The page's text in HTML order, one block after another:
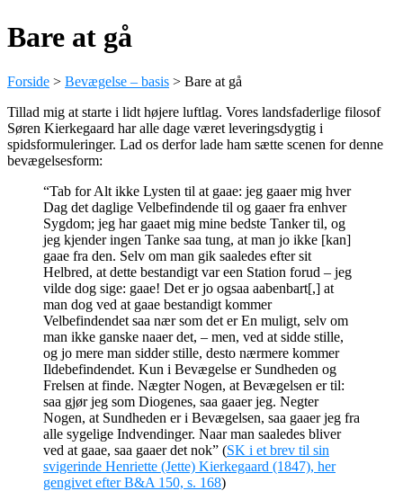
Bare at gå
Forside > Bevægelse – basis > Bare at gå
Tillad mig at starte i lidt højere luftlag. Vores landsfaderlige filosof
Søren Kierkegaard har alle dage været leveringsdygtig i
spidsformuleringer. Lad os derfor lade ham sætte scenen for denne
bevægelsesform:
“Tab for Alt ikke Lysten til at gaae: jeg gaaer mig hver
Dag det daglige Velbefindende til og gaaer fra enhver
Sygdom; jeg har gaaet mig mine bedste Tanker til, og
jeg kjender ingen Tanke saa tung, at man jo ikke [kan]
gaae fra den. Selv om man gik saaledes efter sit
Helbred, at dette bestandigt var een Station forud – jeg
vilde dog sige: gaae! Det er jo ogsaa aabenbart[,] at
man dog ved at gaae bestandigt kommer
Velbefindendet saa nær som det er En muligt, selv om
man ikke ganske naaer det, – men, ved at sidde stille,
og jo mere man sidder stille, desto nærmere kommer
Ildebefindendet. Kun i Bevægelse er Sundheden og
Frelsen at finde. Nægter Nogen, at Bevægelsen er til:
saa gjør jeg som Diogenes, saa gaaer jeg. Negter
Nogen, at Sundheden er i Bevægelsen, saa gaaer jeg fra
alle sygelige Indvendinger. Naar man saaledes bliver
ved at gaae, saa gaaer det nok” (SK i et brev til sin
svigerinde Henriette (Jette) Kierkegaard (1847), her
gengivet efter B&A 150, s. 168)